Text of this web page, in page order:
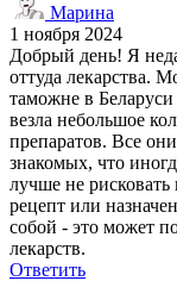
Марина
1 ноября 2024
Добрый день! Я
оттуда лекарства.
таможне в
везла небольшое
препаратов. Все
знакомых, что
лучше не
рецепт или
собой - это может
лекарств.
Ответить